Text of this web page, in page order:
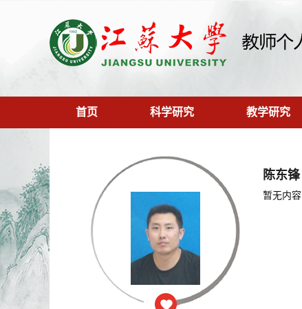
首页 科学研究 教学研究
陈东锋
暂无内容